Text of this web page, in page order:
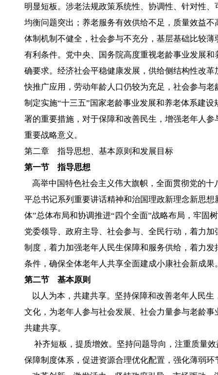
明显短板。涉老法规政策系统性、协调性、针对性
均衡问题突出；养老服务有效供给不足，质量效益
体制机制不健全，社会参与不充分，基层基础比较薄
有利条件。党中央、国务院高度重视老龄事业发展
确要求。经济社会平稳健康发展，供给侧结构性改
快推广应用，劳动年龄人口仍较为充足，社会参与
制定实施“十三五”国家老龄事业发展和养老体系建
署的重要措施，对于保障和改善民生，增强老年人
重要战略意义。
第二章 指导思想、基本原则和发展目标
第一节 指导思想
高举中国特色社会主义伟大旗帜，全面贯彻党的
平总书记系列重要讲话精神和治国理政新理念新思
体”总体布局和协调推进“四个全面”战略布局，牢固
党委领导、政府主导、社会参与、全民行动，着力
制度，着力加强老年人民生保障和服务供给，着力
条件，确保全体老年人共享全面建成小康社会新成果
第二节 基本原则
以人为本，共建共享。坚持保障和改善老年人民
文化，为老年人参与社会发展、社会力量参与老龄
共建共享。
补齐短板，提质增效。坚持问题导向，注重质量
保障制度体系，促进资源合理优化配置，强化薄弱